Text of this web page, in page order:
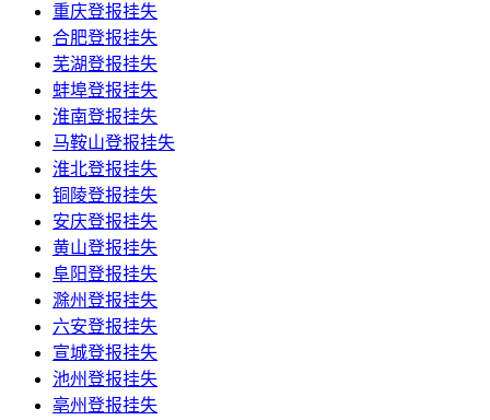
重庆登报挂失
合肥登报挂失
芜湖登报挂失
蚌埠登报挂失
淮南登报挂失
马鞍山登报挂失
淮北登报挂失
铜陵登报挂失
安庆登报挂失
黄山登报挂失
阜阳登报挂失
滁州登报挂失
六安登报挂失
宣城登报挂失
池州登报挂失
亳州登报挂失